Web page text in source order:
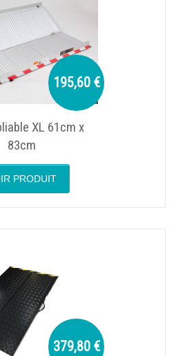
195,60 €
XL 61cm x
83cm
PRODUIT
379,80 €